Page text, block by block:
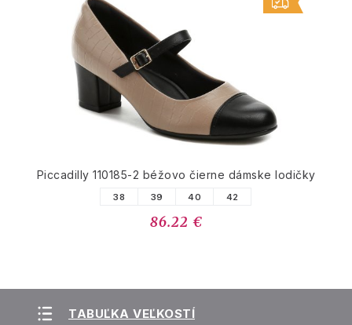
Piccadilly 110185-2 béžovo čierne dámske lodičky
38 39 40 42
86.22 €
TABUĽKA VEĽKOSTÍ